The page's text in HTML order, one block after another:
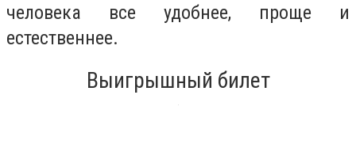
человека все удобнее, проще и
естественнее.
Выигрышный билет